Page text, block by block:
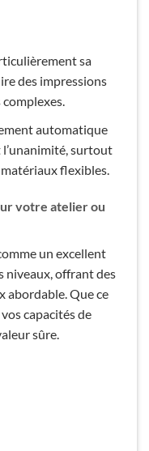
sa
des impressions
automatique
surtout
flexibles.
votre atelier ou
un excellent
niveaux, offrant des
abordable. Que ce
capacités de
sûre.